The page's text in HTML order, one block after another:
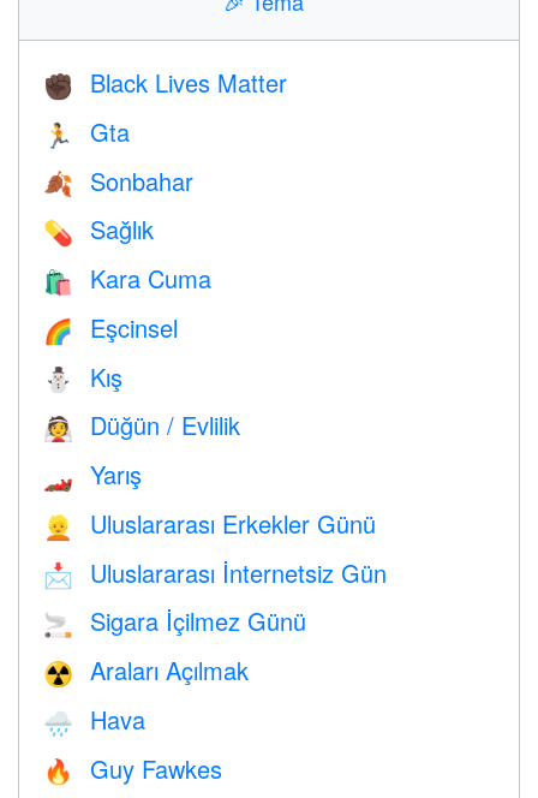
✊🏿 Black Lives Matter
🏃 Gta
🍂 Sonbahar
💊 Sağlık
🛍 Kara Cuma
🌈 Eşcinsel
⛄ Kış
👰 Düğün / Evlilik
🏎 Yarış
👱 Uluslararası Erkekler Günü
📩 Uluslararası İnternetsiz Gün
🚬 Sigara İçilmez Günü
☢️ Araları Açılmak
🌧 Hava
🔥 Guy Fawkes